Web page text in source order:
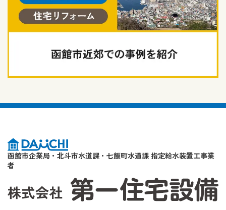
函館市企業局・北斗市水道課・七飯町水道課 指定給水装置工事業
者